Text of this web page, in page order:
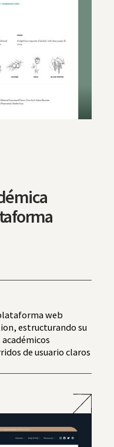
web
estructurando su
de usuario claros